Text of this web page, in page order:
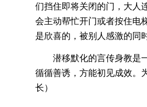
们挡住即将关闭的门，大人
会主动帮忙开门或者按住电
是欣喜的，被别人感激的同
潜移默化的言传身教是
循循善诱，方能初见成效。
长）